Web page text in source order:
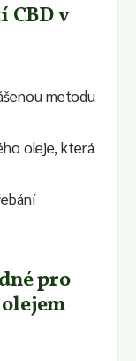
CBD v
metodu
oleje, která
pro